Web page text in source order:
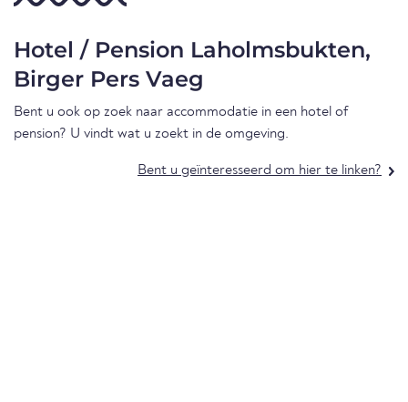
Hotel / Pension Laholmsbukten,
Birger Pers Vaeg
Bent u ook op zoek naar accommodatie in een hotel of
pension? U vindt wat u zoekt in de omgeving.
Bent u geïnteresseerd om hier te linken?